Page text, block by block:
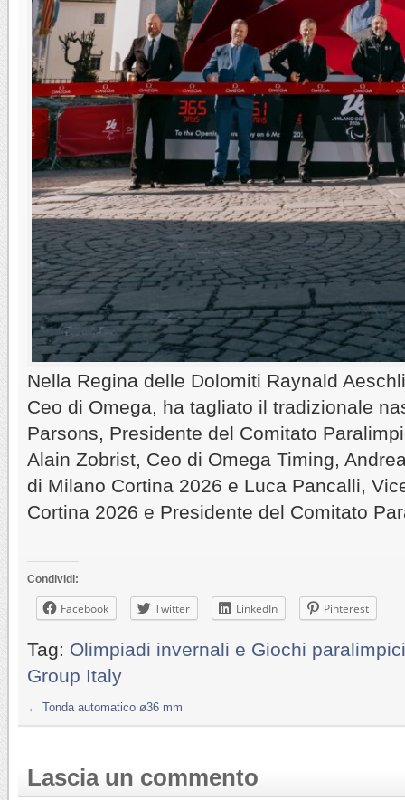
Nella Regina delle Dolomiti Raynald
Ceo di Omega, ha tagliato il tradizionale
Parsons, Presidente del Comitato
Alain Zobrist, Ceo di Omega Timing,
di Milano Cortina 2026 e Luca Pancalli,
Cortina 2026 e Presidente del Comitato
Condividi:
Facebook Twitter LinkedIn Pinterest
Tag: Olimpiadi invernali e Giochi
Group Italy
← Tonda automatico ø36 mm
Lascia un commento